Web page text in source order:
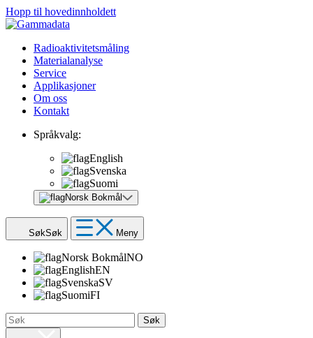
Hopp til hovedinnholdett
Radioaktivitetsmåling
Materialanalyse
Service
Applikasjoner
Om oss
Kontakt
Språkvalg:
English
Svenska
Suomi
Norsk Bokmål
SøkSøk Meny
Norsk BokmålNO
EnglishEN
SvenskaSV
SuomiFI
Søk